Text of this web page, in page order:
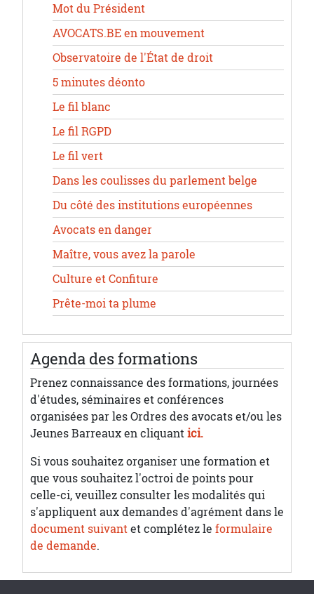
Mot du Président
AVOCATS.BE en mouvement
Observatoire de l'État de droit
5 minutes déonto
Le fil blanc
Le fil RGPD
Le fil vert
Dans les coulisses du parlement belge
Du côté des institutions européennes
Avocats en danger
Maître, vous avez la parole
Culture et Confiture
Prête-moi ta plume
Agenda des formations
Prenez connaissance des formations, journées
d'études, séminaires et conférences
organisées par les Ordres des avocats et/ou les
Jeunes Barreaux en cliquantici.
Si vous souhaitez organiser une formation et
que vous souhaitez l'octroi de points pour
celle-ci, veuillez consulter les modalités qui
s'appliquent aux demandes d'agrément dans le
document suivantet complétez le formulaire
de demande.